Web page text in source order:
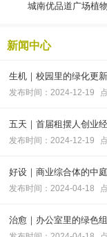
城南优品道广场植
新闻中心
生机｜校园里的绿化更新
发布时间：2024-12-19
五天｜首届租摆人创业
发布时间：2024-12-19
好设｜商业综合体的中
发布时间：2024-04-18
治愈｜办公室里的绿色组